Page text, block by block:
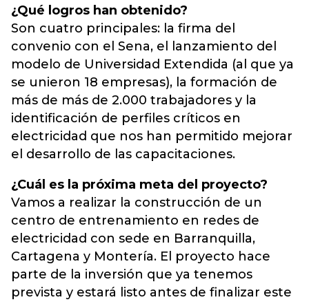
¿Qué logros han obtenido?
Son cuatro principales: la firma del
convenio con el Sena, el lanzamiento del
modelo de Universidad Extendida (al que ya
se unieron 18 empresas), la formación de
más de más de 2.000 trabajadores y la
identificación de perfiles críticos en
electricidad que nos han permitido mejorar
el desarrollo de las capacitaciones.
¿Cuál es la próxima meta del proyecto?
Vamos a realizar la construcción de un
centro de entrenamiento en redes de
electricidad con sede en Barranquilla,
Cartagena y Montería. El proyecto hace
parte de la inversión que ya tenemos
prevista y estará listo antes de finalizar este